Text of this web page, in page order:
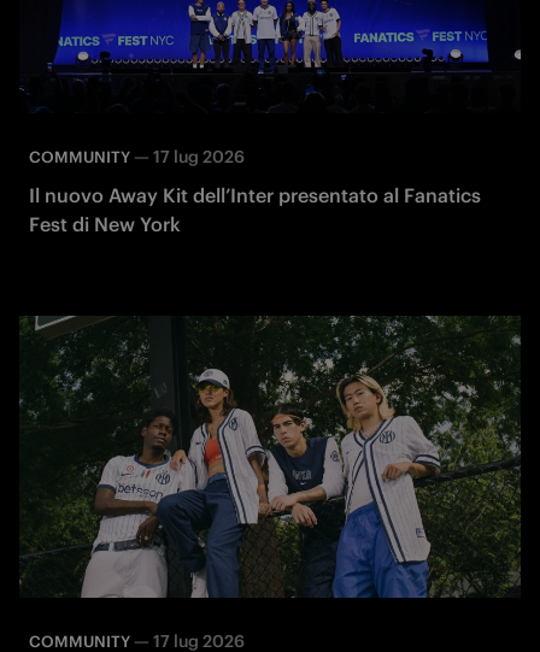
COMMUNITY — 17 lug 2026
Il nuovo Away Kit dell’Inter presentato al Fanatics
Fest di New York
COMMUNITY — 17 lug 2026